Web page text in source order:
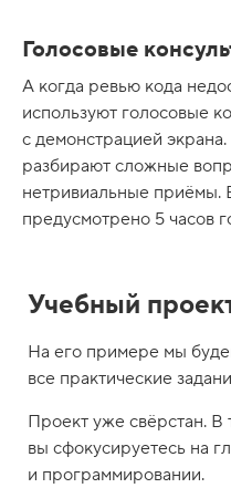
Голосовые
А когда ревью кода
используют голосовые
с демонстрацией
разбирают сложные
нетривиальные приёмы.
предусмотрено 5 часов
Учебный
На его примере мы
все практические
Проект уже свёрстан. В
вы сфокусируетесь на
и программировании.